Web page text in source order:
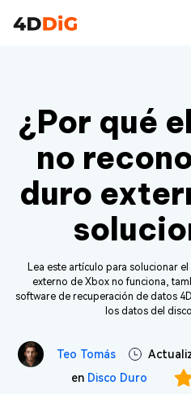
¿Por qué
no
duro
Lea este artículo para solucionar
externo de Xbox no funciona,
software de recuperación de datos
los datos del
Teo Tomás
en Disco Duro